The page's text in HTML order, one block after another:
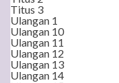
Titus 3
Ulangan 1
Ulangan 10
Ulangan 11
Ulangan 12
Ulangan 13
Ulangan 14